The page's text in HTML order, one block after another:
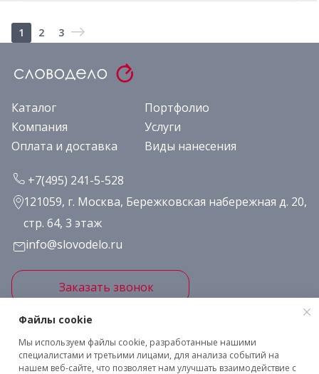
1 2 3
Каталог
Портфолио
Компания
Услуги
Оплата и доставка
Виды нанесения
+7(495) 241-5-528
121059, г. Москва, Бережковская набережная д. 20,
стр. 64, 3 этаж
info@slovodelo.ru
Заказать звонок
Подписаться на рассылку
Файлы cookie
Мы используем файлы cookie, разработанные нашими
специалистами и третьими лицами, для анализа событий на
нашем веб-сайте, что позволяет нам улучшать взаимодействие с